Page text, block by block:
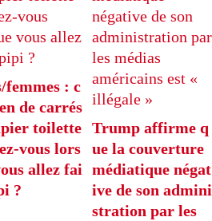
femmes : c
de carrés
toilette
vous lors
allez fai
?
Trump affirme q
ue la couverture
médiatique négat
ive de son admini
stration par les